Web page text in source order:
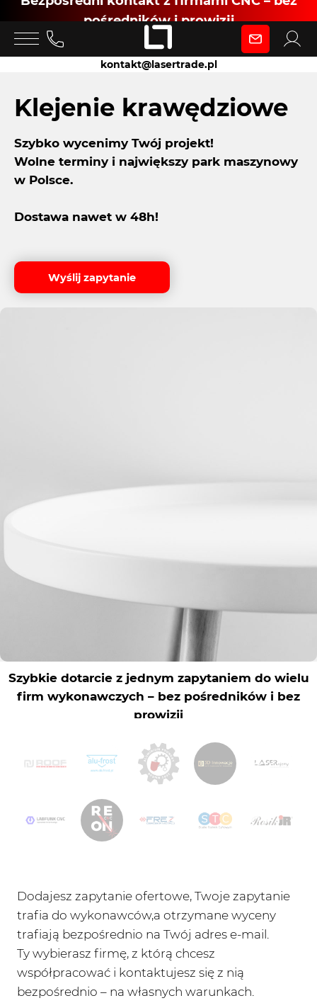
pośredników i prowizji
Zaloguj się
Klient
Dołącz jako Partner CNC
kontakt@lasertrade.pl
Klejenie krawędziowe
Szybko wycenimy Twój projekt!
Wolne terminy i największy park maszynowy
w Polsce.
Dostawa nawet w 48h!
Wyślij zapytanie
Dodajesz zapytanie ofertowe, Twoje zapytanie
trafia do wykonawców,a otrzymane wyceny
trafiają bezpośrednio na Twój adres e-mail.
Ty wybierasz firmę, z którą chcesz
współpracować i kontaktujesz się z nią
bezpośrednio – na własnych warunkach.